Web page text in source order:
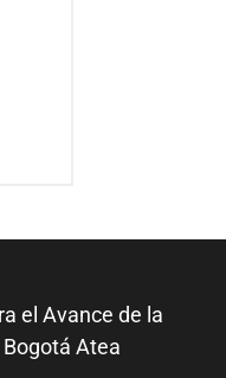
el Avance de la
Atea